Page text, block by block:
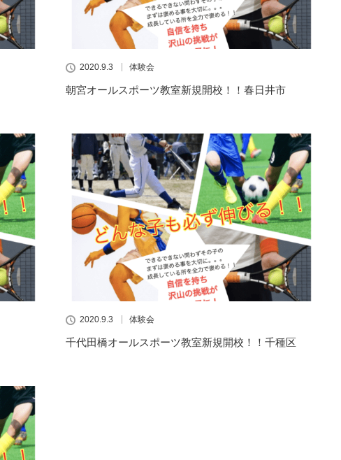
2020.9.3 体験会
朝宮オールスポーツ教室新規開校！！春日井市
2020.9.3 体験会
千代田橋オールスポーツ教室新規開校！！千種区